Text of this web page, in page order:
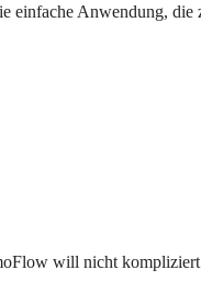
einfache Anwendung,
will nicht